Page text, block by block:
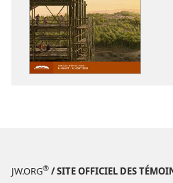
JW.ORG® / SITE OFFICIEL DES